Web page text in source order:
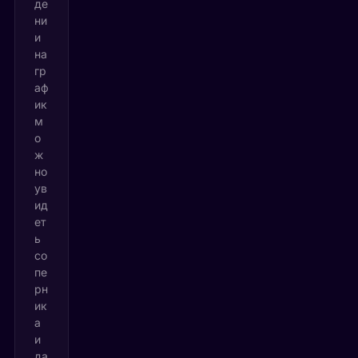
де
ни
и
на
гр
аф
ик
м
о
ж
но
ув
ид
ет
ь
со
пе
рн
ик
а
и